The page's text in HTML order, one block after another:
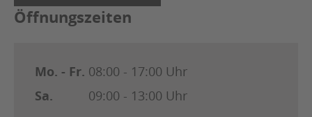
Öffnungszeiten
Mo. - Fr. 08:00 - 17:00 Uhr
Sa. 09:00 - 13:00 Uhr